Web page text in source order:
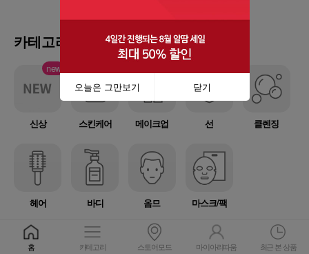
오늘은 그만보기 닫기
카테고리별 제품 안내
new
신상 스킨케어 메이크업 선 클렌징
헤어 바디 옴므 마스크/팩
홈 카테고리 스토어모드 마이아리따움 최근 본 상품